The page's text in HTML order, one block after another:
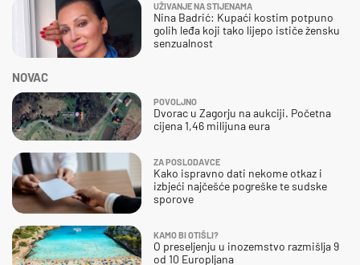
NOVAC
POVOLJNO
Dvorac u Zagorju na aukciji. Početna
cijena 1,46 milijuna eura
ZA POSLODAVCE
Kako ispravno dati nekome otkaz i
izbjeći najčešće pogreške te sudske
sporove
KAMO BI OTIŠLI?
O preseljenju u inozemstvo razmišlja 9
od 10 Europljana
UŽIVANJE NA STIJENAMA
Nina Badrić: Kupaći kostim potpuno
golih leđa koji tako lijepo ističe žensku
senzualnost